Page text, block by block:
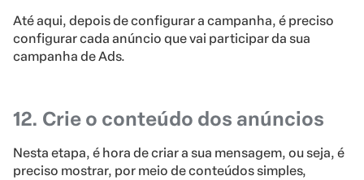
Até aqui, depois de configurar a campanha, é preciso
configurar cada anúncio que vai participar da sua
campanha de Ads.
12. Crie o conteúdo dos anúncios
Nesta etapa, é hora de criar a sua mensagem, ou seja, é
preciso mostrar, por meio de conteúdos simples,